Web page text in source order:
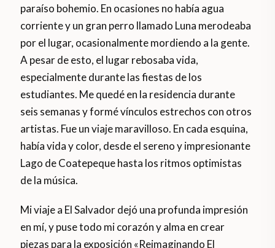
paraíso bohemio. En ocasiones no había agua
corriente y un gran perro llamado Luna merodeaba
por el lugar, ocasionalmente mordiendo a la gente.
A pesar de esto, el lugar rebosaba vida,
especialmente durante las fiestas de los
estudiantes. Me quedé en la residencia durante
seis semanas y formé vínculos estrechos con otros
artistas. Fue un viaje maravilloso. En cada esquina,
había vida y color, desde el sereno y impresionante
Lago de Coatepeque hasta los ritmos optimistas
de la música.
Mi viaje a El Salvador dejó una profunda impresión
en mí, y puse todo mi corazón y alma en crear
piezas para la exposición «Reimaginando El